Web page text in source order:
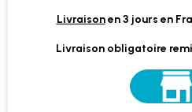
Livraisonen 3 jours en
Livraison obligatoire